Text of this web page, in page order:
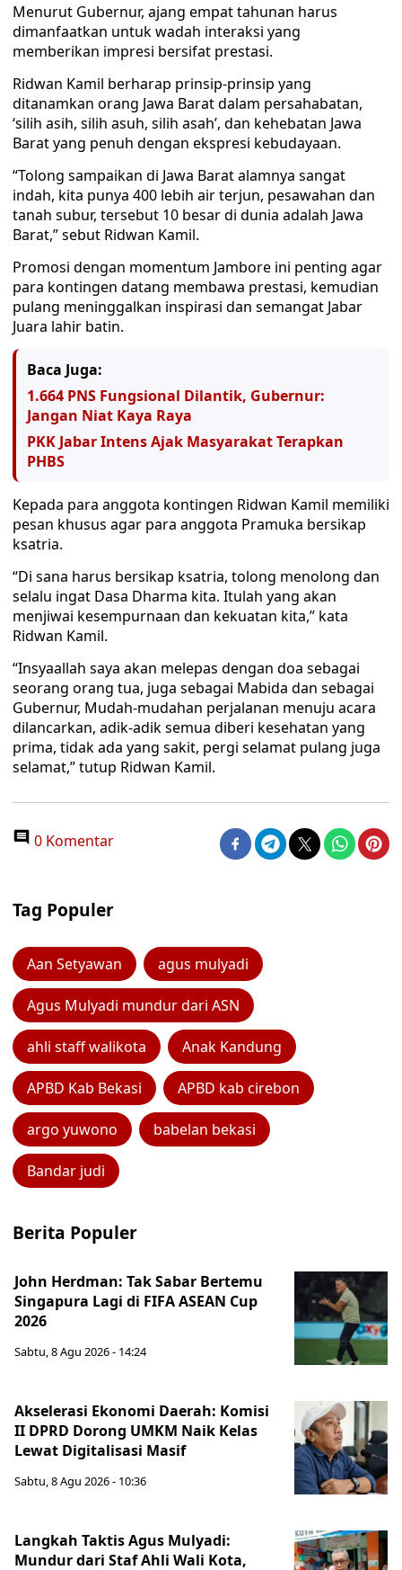
Menurut Gubernur, ajang empat tahunan harus
dimanfaatkan untuk wadah interaksi yang
memberikan impresi bersifat prestasi.
Ridwan Kamil berharap prinsip-prinsip yang
ditanamkan orang Jawa Barat dalam persahabatan,
‘silih asih, silih asuh, silih asah’, dan kehebatan Jawa
Barat yang penuh dengan ekspresi kebudayaan.
“Tolong sampaikan di Jawa Barat alamnya sangat
indah, kita punya 400 lebih air terjun, pesawahan dan
tanah subur, tersebut 10 besar di dunia adalah Jawa
Barat,” sebut Ridwan Kamil.
Promosi dengan momentum Jambore ini penting agar
para kontingen datang membawa prestasi, kemudian
pulang meninggalkan inspirasi dan semangat Jabar
Juara lahir batin.
Baca Juga:
1.664 PNS Fungsional Dilantik, Gubernur:
Jangan Niat Kaya Raya
PKK Jabar Intens Ajak Masyarakat Terapkan
PHBS
Kepada para anggota kontingen Ridwan Kamil memiliki
pesan khusus agar para anggota Pramuka bersikap
ksatria.
“Di sana harus bersikap ksatria, tolong menolong dan
selalu ingat Dasa Dharma kita. Itulah yang akan
menjiwai kesempurnaan dan kekuatan kita,” kata
Ridwan Kamil.
“Insyaallah saya akan melepas dengan doa sebagai
seorang orang tua, juga sebagai Mabida dan sebagai
Gubernur, Mudah-mudahan perjalanan menuju acara
dilancarkan, adik-adik semua diberi kesehatan yang
prima, tidak ada yang sakit, pergi selamat pulang juga
selamat,” tutup Ridwan Kamil.
0 Komentar
Tag Populer
Aan Setyawan agus mulyadi
Agus Mulyadi mundur dari ASN
ahli staff walikota Anak Kandung
APBD Kab Bekasi APBD kab cirebon
argo yuwono babelan bekasi
Bandar judi
Berita Populer
John Herdman: Tak Sabar Bertemu
Singapura Lagi di FIFA ASEAN Cup
2026
Sabtu, 8 Agu 2026 - 14:24
Akselerasi Ekonomi Daerah: Komisi
II DPRD Dorong UMKM Naik Kelas
Lewat Digitalisasi Masif
Sabtu, 8 Agu 2026 - 10:36
Langkah Taktis Agus Mulyadi:
Mundur dari Staf Ahli Wali Kota,